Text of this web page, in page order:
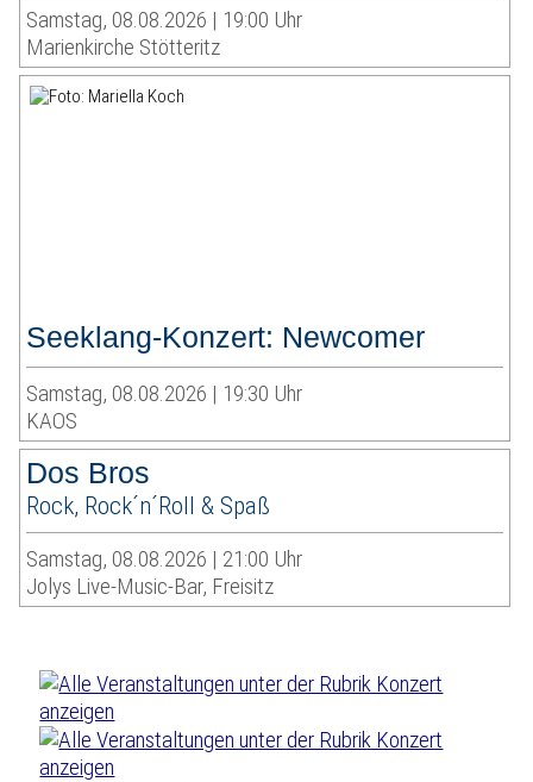
Samstag, 08.08.2026 | 19:00 Uhr
Marienkirche Stötteritz
Seeklang-Konzert: Newcomer
Samstag, 08.08.2026 | 19:30 Uhr
KAOS
Dos Bros
Rock, Rock´n´Roll & Spaß
Samstag, 08.08.2026 | 21:00 Uhr
Jolys Live-Music-Bar, Freisitz